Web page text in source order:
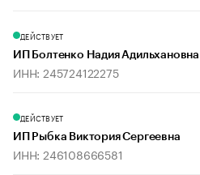
ДЕЙСТВУЕТ
ИП Болтенко Надия Адильхановна
ИНН: 245724122275
ДЕЙСТВУЕТ
ИП Рыбка Виктория Сергеевна
ИНН: 246108666581